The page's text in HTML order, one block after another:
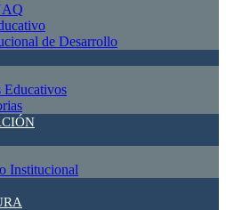
de Desarrollo
Educativos
Institucional